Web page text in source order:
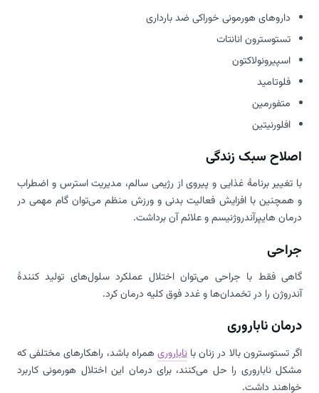
داروهای هورمونی خوراکی ضد بارداری
تستوسترون انانتات
اسپیرونولاکتون
فلوتامید
متفورمین
افلورنیتین
اصلاح سبک زندگی
با تغییر برنامۀ غذایی و پیروی از رژیمی سالم، مدیریت استرس و اضطراب
و همچنین با افزایش فعالیت بدنی و ورزش منظم می‌توان گام مهمی در
درمان هایپرآندروژنیسم و علائم آن برداشت.
جراحی
گاهی فقط با جراحی می‌توان اختلال عملکرد سلول‌های تولید کنندۀ
آندروژن را در تخمدان‌ها و غدد فوق کلیه درمان کرد.
درمان ناباروری
اگر تستوسترون بالا در زنان باناباروریهمراه باشد، راهکارهای مختلفی که
مشکل ناباروری را حل می‌کنند، برای درمان این اختلال هورمونی کاربرد
خواهند داشت.